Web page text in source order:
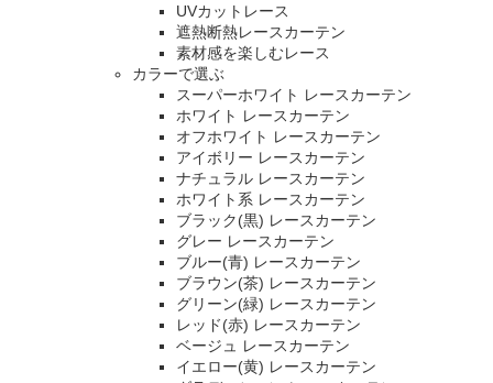
UVカットレース
遮熱断熱レースカーテン
素材感を楽しむレース
カラーで選ぶ
スーパーホワイト レースカーテン
ホワイト レースカーテン
オフホワイト レースカーテン
アイボリー レースカーテン
ナチュラル レースカーテン
ホワイト系 レースカーテン
ブラック(黒) レースカーテン
グレー レースカーテン
ブルー(青) レースカーテン
ブラウン(茶) レースカーテン
グリーン(緑) レースカーテン
レッド(赤) レースカーテン
ベージュ レースカーテン
イエロー(黄) レースカーテン